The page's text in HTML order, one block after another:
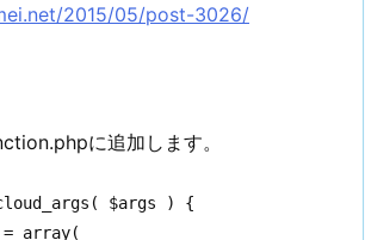
2015/05/post-3026/
に追加します。
$args ) {